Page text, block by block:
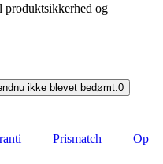
produktsikkerhed og
ikke blevet bedømt. 0
Prismatch
Op